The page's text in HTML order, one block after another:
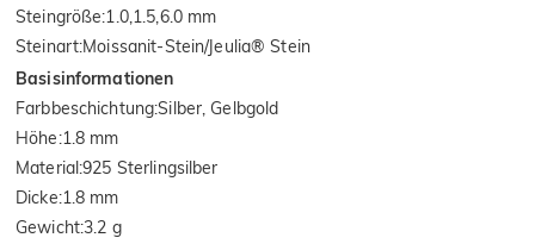
Steingröße:1.0,1.5,6.0 mm
Steinart:Moissanit-Stein/Jeulia® Stein
Basisinformationen
Farbbeschichtung:Silber, Gelbgold
Höhe:1.8 mm
Material:925 Sterlingsilber
Dicke:1.8 mm
Gewicht:3.2 g